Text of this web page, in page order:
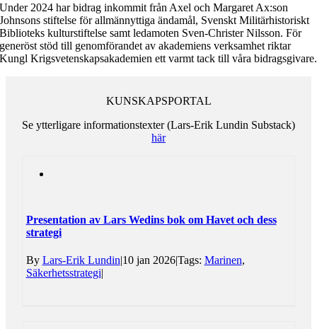
Under 2024 har bidrag inkommit från Axel och Margaret Ax:son
Johnsons stiftelse för allmännyttiga ändamål, Svenskt Militärhistoriskt
Biblioteks kulturstiftelse samt ledamoten Sven-Christer Nilsson. För
generöst stöd till genomförandet av akademiens verksamhet riktar
Kungl Krigsvetenskapsakademien ett varmt tack till våra bidragsgivare.
KUNSKAPSPORTAL
Se ytterligare informationstexter (Lars-Erik Lundin Substack)
här
Presentation av Lars Wedins bok om Havet och dess
strategi
By Lars-Erik Lundin|10 jan 2026|Tags: Marinen,
Säkerhetsstrategi|